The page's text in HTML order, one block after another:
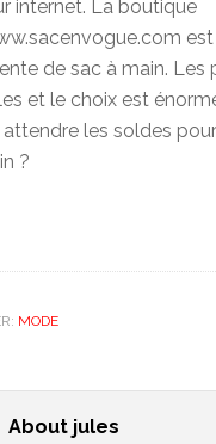
internet. La boutique
est
de sac à main. Les
et le choix est
les soldes
?
MODE
About jules